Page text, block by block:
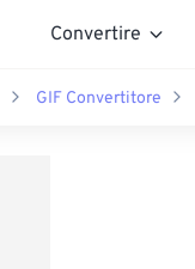
Convertire
GIF Convertitore